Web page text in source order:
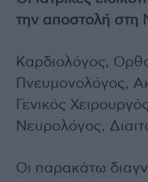
την αποστολή στη
Καρδιολόγος,
Πνευμονολόγος,
Γενικός
Νευρολόγος,
Οι παρακάτω